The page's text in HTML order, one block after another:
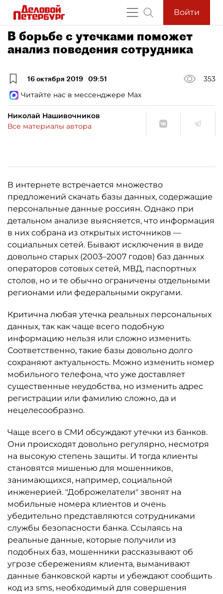
Войти
В борьбе с утечками поможет
анализ поведения сотрудника
16 октября 2019 09:51
353
Читайте нас в мессенджере Max
Николай Нашивочников
Все материалы автора
В интернете встречается множество
предложений скачать базы данных, содержащие
персональные данные россиян. Однако при
детальном анализе выясняется, что информация
в них собрана из открытых источников —
социальных сетей. Бывают исключения в виде
довольно старых (2003–2007 годов) баз данных
операторов сотовых сетей, МВД, паспортных
столов, но и те обычно ограничены отдельными
регионами или федеральными округами.
Критична любая утечка реальных персональных
данных, так как чаще всего подобную
информацию нельзя или сложно изменить.
Соответственно, такие базы довольно долго
сохраняют актуальность. Можно изменить номер
мобильного телефона, что уже доставляет
существенные неудобства, но изменить адрес
регистрации или фамилию сложно, да и
нецелесообразно.
Чаще всего в СМИ обсуждают утечки из банков.
Они происходят довольно регулярно, несмотря
на высокую степень защиты. И тогда клиенты
становятся мишенью для мошенников,
занимающихся, например, социальной
инженерией. "Доброжелатели" звонят на
мобильные номера клиентов и очень
убедительно представляются сотрудниками
службы безопасности банка. Ссылаясь на
реальные данные, которые получили из
подобных баз, мошенники рассказывают об
угрозе сбережениям клиента, выманивают
данные банковской карты и убеждают сообщить
код из sms, необходимый для совершения